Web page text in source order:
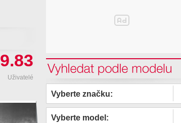
9.83
Uživatelé
Vyhledat podle modelu
Vyberte značku:
Vyberte model: